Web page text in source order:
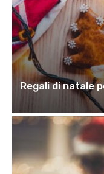
Regali di natale